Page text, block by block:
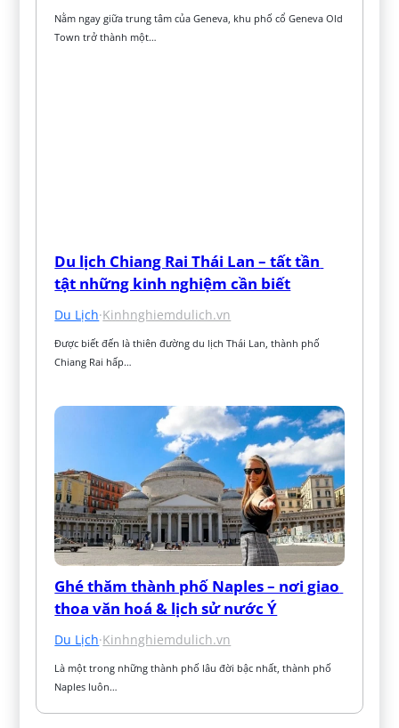
Nằm ngay giữa trung tâm của Geneva, khu phố cổ Geneva Old
Town trở thành một…
Du lịch Chiang Rai Thái Lan – tất tần
tật những kinh nghiệm cần biết
Du Lịch·Kinhnghiemdulich.vn
Được biết đến là thiên đường du lịch Thái Lan, thành phố
Chiang Rai hấp…
Ghé thăm thành phố Naples – nơi giao
thoa văn hoá & lịch sử nước Ý
Du Lịch·Kinhnghiemdulich.vn
Là một trong những thành phố lâu đời bậc nhất, thành phố
Naples luôn…